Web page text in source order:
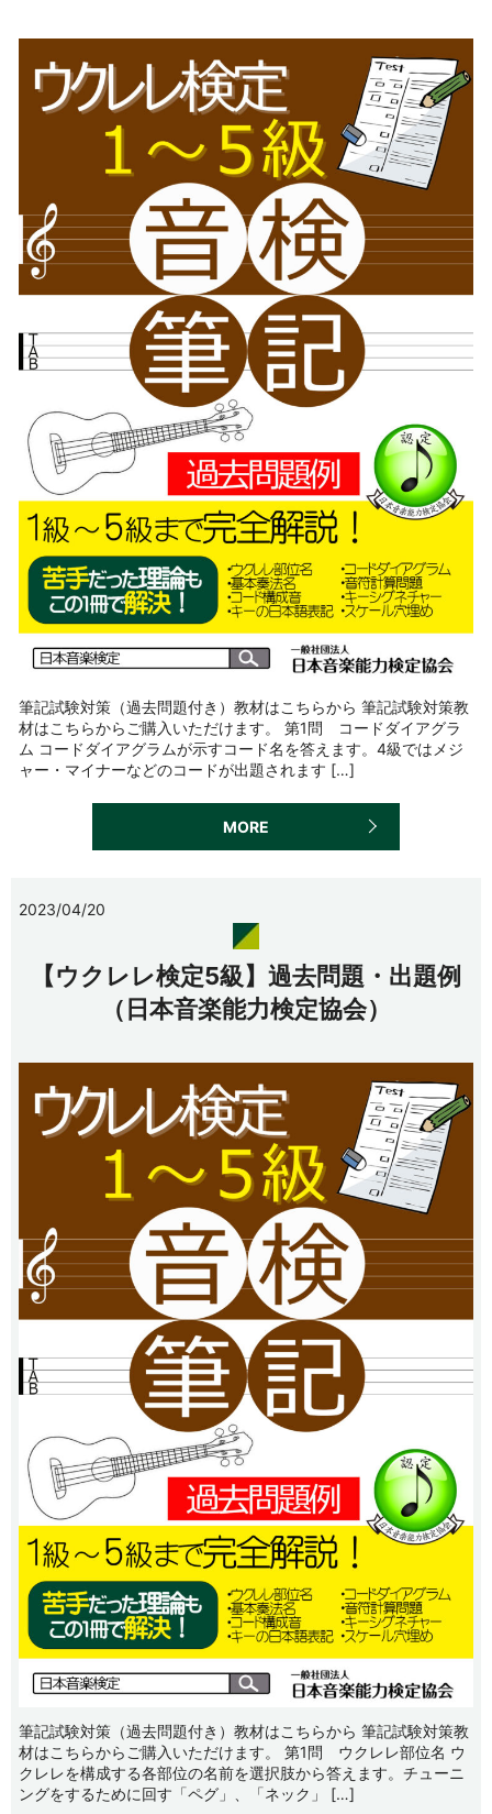
筆記試験対策（過去問題付き）教材はこちらから 筆記試験対策教
材はこちらからご購入いただけます。 第1問 コードダイアグラ
ム コードダイアグラムが示すコード名を答えます。4級ではメジ
ャー・マイナーなどのコードが出題されます […]
MORE
2023/04/20
【ウクレレ検定5級】過去問題・出題例
（日本音楽能力検定協会）
筆記試験対策（過去問題付き）教材はこちらから 筆記試験対策教
材はこちらからご購入いただけます。 第1問 ウクレレ部位名 ウ
クレレを構成する各部位の名前を選択肢から答えます。チューニ
ングをするために回す「ペグ」、「ネック」 […]